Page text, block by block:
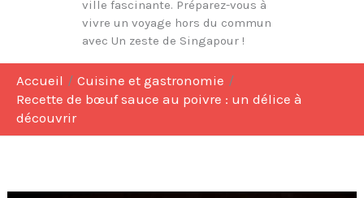
ville fascinante. Préparez-vous à
vivre un voyage hors du commun
avec Un zeste de Singapour !
Accueil
Cuisine et gastronomie
Recette de bœuf sauce au poivre : un délice à
découvrir